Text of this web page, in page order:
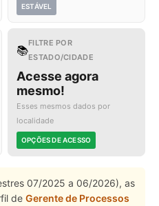
ESTÁVEL
📚
FILTRE POR
ESTADO/CIDADE
Acesse agora
mesmo!
Esses mesmos dados por
localidade
OPÇÕES DE ACESSO
07/2025 a 06/2026), as
de Gerente de Processos